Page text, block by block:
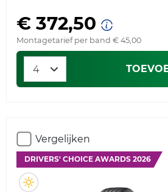
€ 372,50
Montagetarief per band € 45,00
Vergelijken
DRIVERS' CHOICE AWARDS 2026